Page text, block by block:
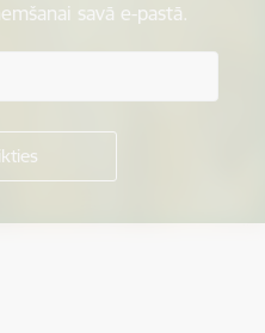
savā e-pastā.